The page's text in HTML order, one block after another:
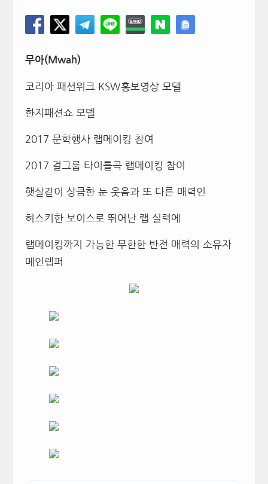
무아(Mwah)
코리아 패션위크 KSW홍보영상 모델
한지패션쇼 모델
2017 문학행사 랩메이킹 참여
2017 걸그룹 타이틀곡 랩메이킹 참여
햇살같이 상큼한 눈 웃음과 또 다른 매력인
허스키한 보이스로 뛰어난 랩 실력에
랩메이킹까지 가능한 무한한 반전 매력의 소유자
메인랩퍼